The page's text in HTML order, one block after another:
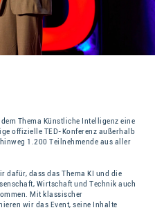
dem Thema Künstliche Intelligenz eine
offizielle TED-Konferenz außerhalb
1.200 Teilnehmende aus aller
dafür, dass das Thema KI und die
Wirtschaft und Technik auch
Mit klassischer
wir das Event, seine Inhalte